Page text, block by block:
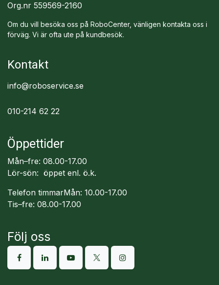
Org.nr 559569-2160
Om du vill besöka oss på RoboCenter, vänligen kontakta oss i
förväg. Vi är ofta ute på kundbesök.
Kontakt
info@roboservice.se
010-214 62 22
Öppettider
Mån–fre: 08.00-17.00
Lör-sön: öppet enl. ö.k.
Telefon timmarMån: 10.00-17.00
Tis–fre: 08.00-17.00
Följ oss